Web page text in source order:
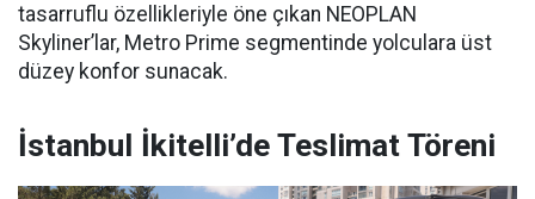
tasarruflu özellikleriyle öne çıkan NEOPLAN
Skyliner’lar, Metro Prime segmentinde yolculara üst
düzey konfor sunacak.
İstanbul İkitelli’de Teslimat Töreni